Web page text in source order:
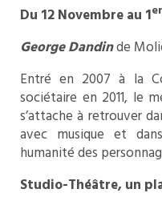
Du 12 Novembre au 1er
George Dandinde
Entré en 2007 à la
sociétaire en 2011, le
s’attache à retrouver
avec musique et
humanité des
Studio-Théâtre, un